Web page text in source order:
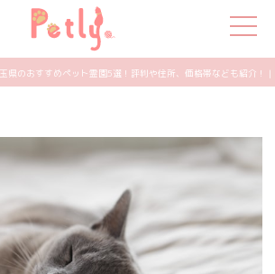
猫の特集
ペット用品
飼い主さんの悩み
ペットの気持ち
県のおすすめペット霊園5選！評判や住所、価格帯なども紹介！ |